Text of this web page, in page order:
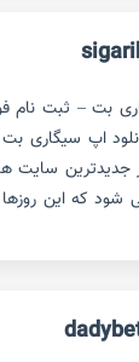
بت – ثبت نام
اپ سیگاری
جدیدترین سایت
که این روزها